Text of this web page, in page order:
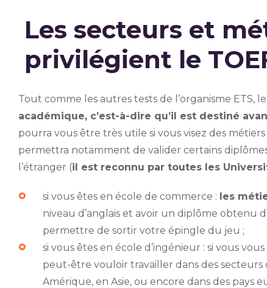
Les secteurs et
privilégient le
Tout comme les autres tests de l’organisme ETS, le
académique, c’est-à-dire qu’il est destiné
pourra vous être très utile si vous visez des
permettra notamment de valider certains
l’étranger (il est reconnu par toutes les
si vous êtes en école de commerce : les
niveau d’anglais et avoir un diplôme obtenu
permettre de sortir votre épingle du jeu ;
si vous êtes en école d’ingénieur : si vous
peut-être vouloir travailler dans des
Amérique, en Asie, ou encore dans des pays